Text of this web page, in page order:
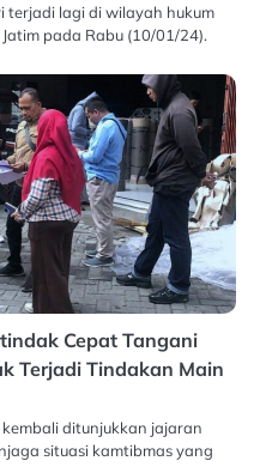
terjadi lagi di wilayah hukum
pada Rabu (10/01/24).
Cepat Tangani
Terjadi Tindakan Main
kembali ditunjukkan jajaran
situasi kamtibmas yang